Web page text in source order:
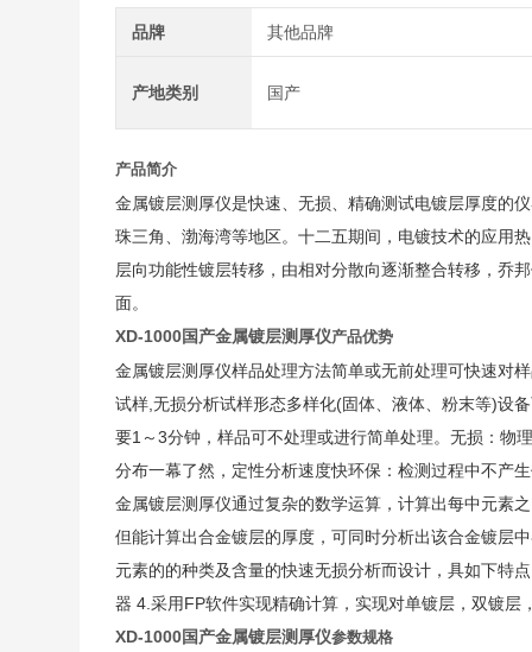
品牌 其他品牌
产地类别 国产
产品简介
金属镀层测厚仪是快速、无损、精确测试电镀层厚度的
珠三角、渤海湾等地区。十二五期间，电镀技术的应用
层向功能性镀层转移，由相对分散向逐渐整合转移，乔邦
面。
XD-1000国产金属镀层测厚仪产品优势
金属镀层测厚仪样品处理方法简单或无前处理可快速对
试样,无损分析试样形态多样化(固体、液体、粉末等)设
要1～3分钟，样品可不处理或进行简单处理。无损：物
分布一幕了然，定性分析速度快环保：检测过程中不产
金属镀层测厚仪通过复杂的数学运算，计算出每中元素
但能计算出合金镀层的厚度，可同时分析出该合金镀层
元素的的种类及含量的快速无损分析而设计，具如下特
器 4.采用FP软件实现精确计算，实现对单镀层，双镀
XD-1000国产金属镀层测厚仪参数规格